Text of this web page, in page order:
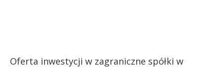
Oferta inwestycji w zagraniczne spółki w